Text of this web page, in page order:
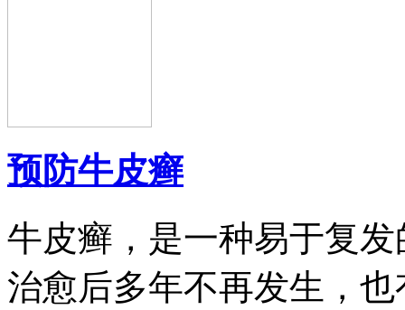
预防牛皮癣
牛皮癣，是一种易于复
治愈后多年不再发生，也